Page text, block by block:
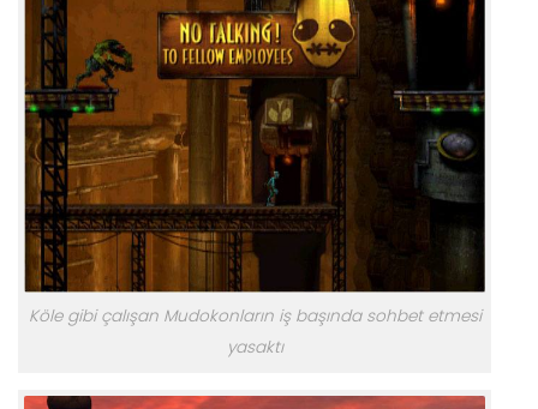
Köle gibi çalışan Mudokonların iş başında sohbet etmesi
yasaktı